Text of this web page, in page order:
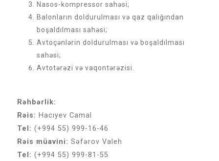
Nasos-kompressor sahəsi;
Balonların doldurulması və qaz qalığından
boşaldılması sahəsi;
Avtoçənlərin doldurulması və boşaldılması
sahəsi;
Avtotərəzi və vaqontərəzisi.
Rəhbərlik:
Rəis: Hacıyev Camal
Tel: (+994 55) 999-16-46
Rəis müavini: Səfərov Valeh
Tel: (+994 55) 999-81-55